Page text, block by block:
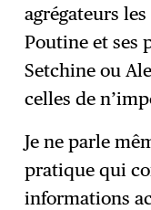
agrégateurs
Poutine et ses
Setchine ou
celles de
Je ne parle
pratique qui
informations